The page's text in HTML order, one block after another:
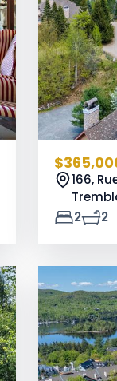
166,
2
2